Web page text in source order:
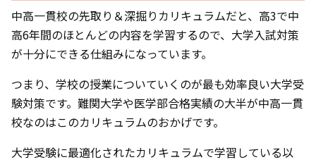
中高一貫校の先取り＆深掘りカリキュラムだと、高3で中
高6年間のほとんどの内容を学習するので、大学入試対策
が十分にできる仕組みになっています。
つまり、学校の授業についていくのが最も効率良い大学受
験対策です。難関大学や医学部合格実績の大半が中高一貫
校なのはこのカリキュラムのおかげです。
大学受験に最適化されたカリキュラムで学習している以